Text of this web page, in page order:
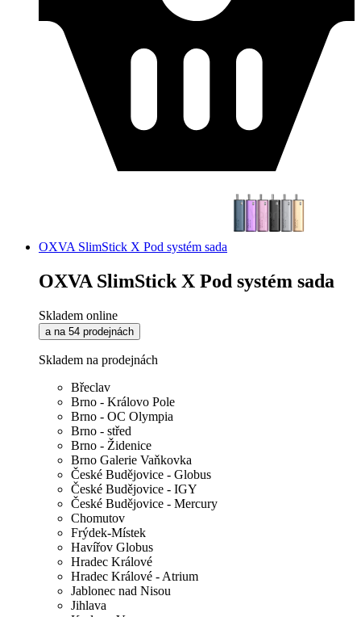
OXVA SlimStick X Pod systém sada
OXVA SlimStick X Pod systém sada
Skladem online
a na 54 prodejnách
Skladem na prodejnách
Břeclav
Brno - Královo Pole
Brno - OC Olympia
Brno - střed
Brno - Židenice
Brno Galerie Vaňkovka
České Budějovice - Globus
České Budějovice - IGY
České Budějovice - Mercury
Chomutov
Frýdek-Místek
Havířov Globus
Hradec Králové
Hradec Králové - Atrium
Jablonec nad Nisou
Jihlava